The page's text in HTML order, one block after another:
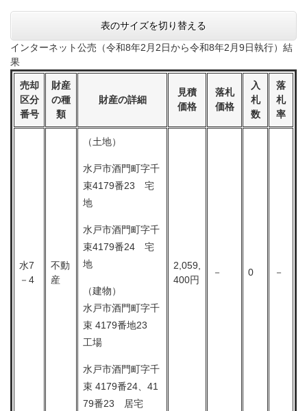
表のサイズを切り替える
インターネット公売（令和8年2月2日から令和8年2月9日執行）結
果
売却
区分
番号
財産
の種
類
財産の詳細
見積
価格
落札
価格
入
札
数
落
札
率
水7
－4
不動
産
（土地）
水戸市酒門町字千
束4179番23 宅
地
水戸市酒門町字千
束4179番24 宅
地
（建物）
水戸市酒門町字千
束 4179番地23
工場
水戸市酒門町字千
束 4179番24、41
79番23 居宅
2,059,
400円
－ 0 －